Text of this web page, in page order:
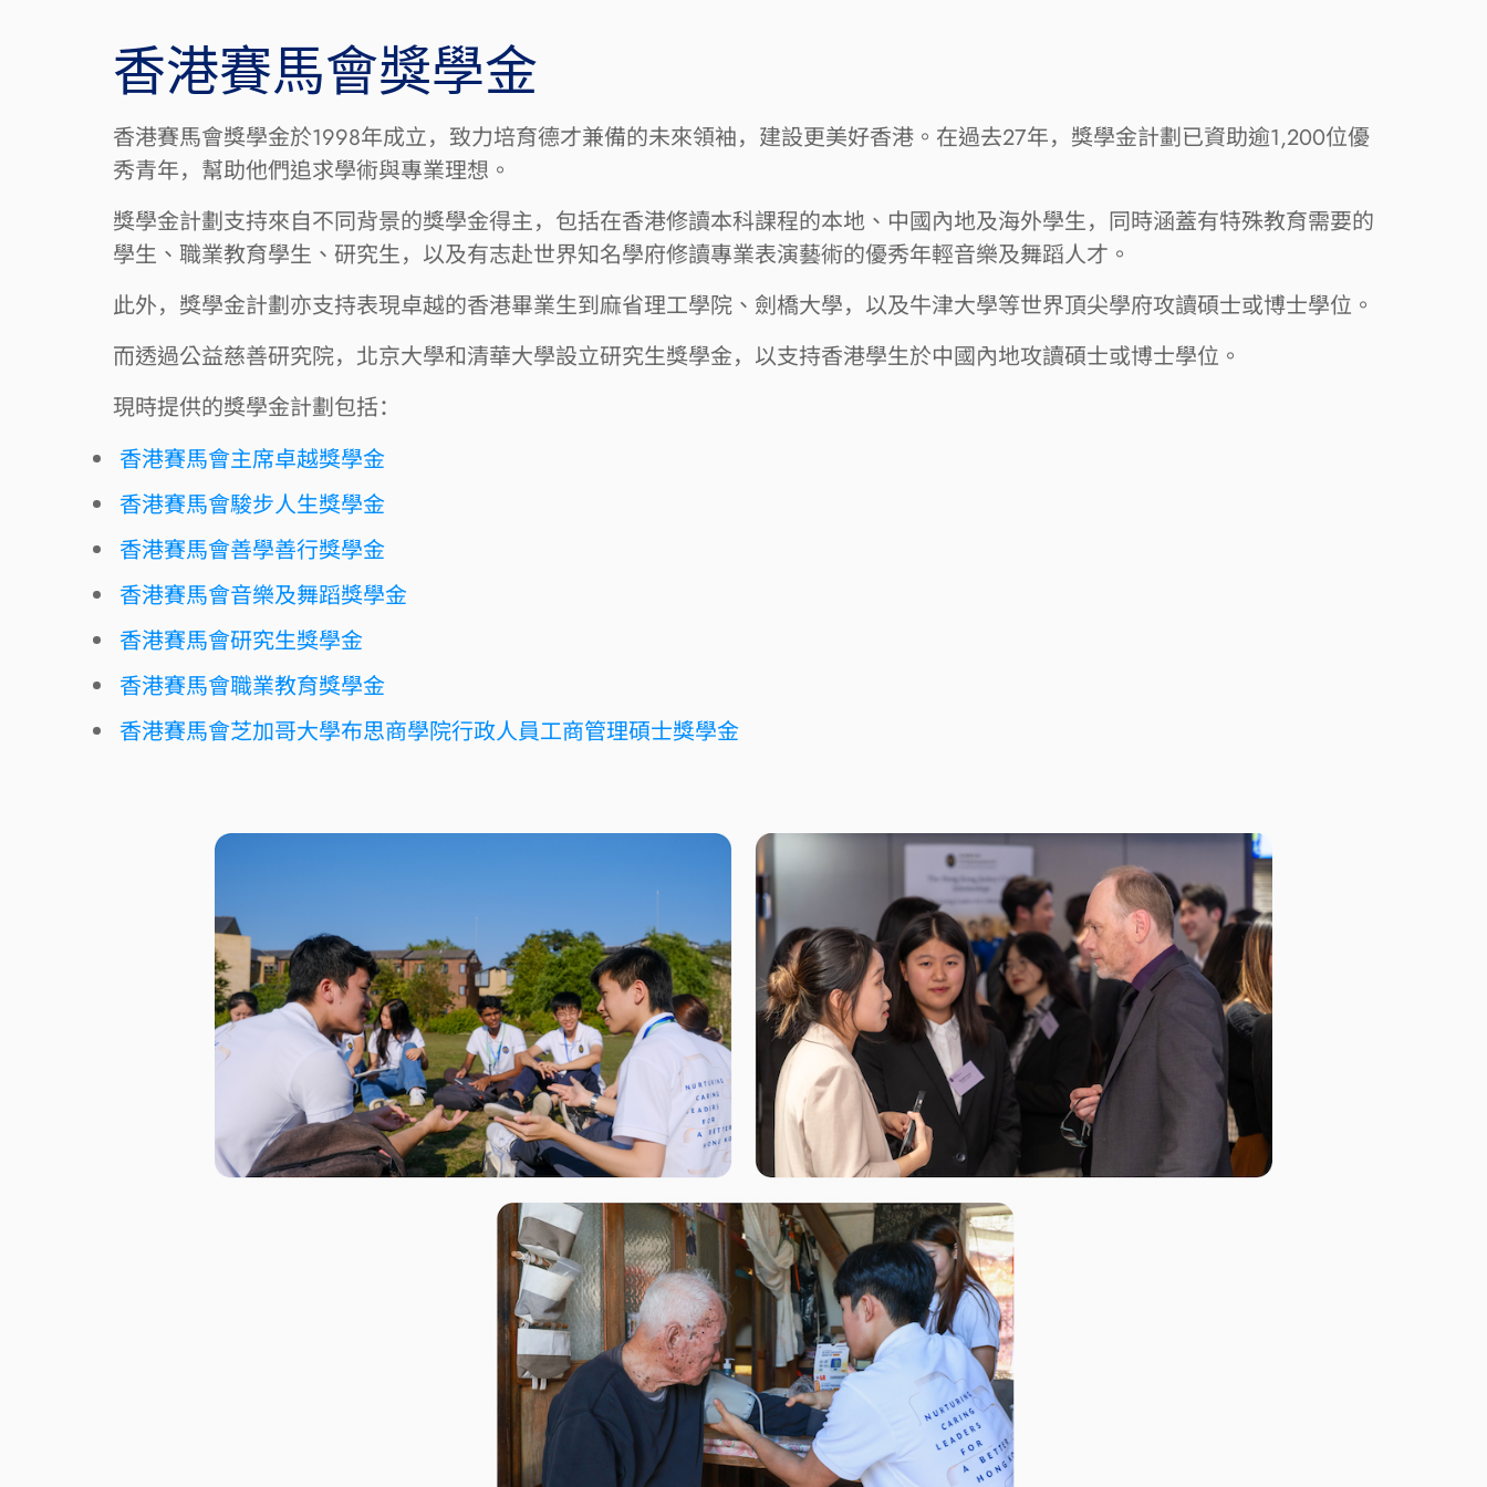
香港賽馬會獎學金
香港賽馬會獎學金於1998年成立，致力培育德才兼備的未來領袖，建設更美好香港。在過去27年，獎學金計劃已資助逾1,200位優
秀青年，幫助他們追求學術與專業理想。
獎學金計劃支持來自不同背景的獎學金得主，包括在香港修讀本科課程的本地、中國內地及海外學生，同時涵蓋有特殊教育需要的
學生、職業教育學生、研究生，以及有志赴世界知名學府修讀專業表演藝術的優秀年輕音樂及舞蹈人才。
此外，獎學金計劃亦支持表現卓越的香港畢業生到麻省理工學院、劍橋大學，以及牛津大學等世界頂尖學府攻讀碩士或博士學位。
而透過公益慈善研究院，北京大學和清華大學設立研究生獎學金，以支持香港學生於中國內地攻讀碩士或博士學位。
現時提供的獎學金計劃包括：
香港賽馬會主席卓越獎學金
香港賽馬會駿步人生獎學金
香港賽馬會善學善行獎學金
香港賽馬會音樂及舞蹈獎學金
香港賽馬會研究生獎學金
香港賽馬會職業教育獎學金
香港賽馬會芝加哥大學布思商學院行政人員工商管理碩士獎學金